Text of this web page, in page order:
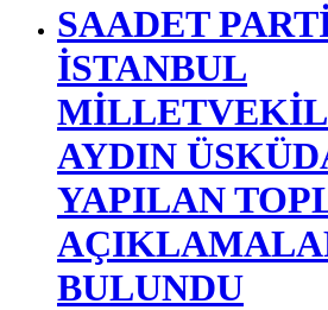
SAADET
İSTANBUL
AYDIN
YAPILAN
BULUNDU